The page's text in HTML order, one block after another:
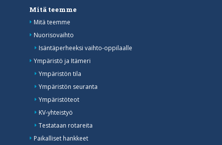
Mitä teemme
Mitä teemme
Nuorisovaihto
Isäntäperheeksi vaihto-oppilaalle
Ympäristö ja Itämeri
Ympäristön tila
Ympäristön seuranta
Ympäristöteot
KV-yhteistyö
Testataan rotareita
Paikalliset hankkeet